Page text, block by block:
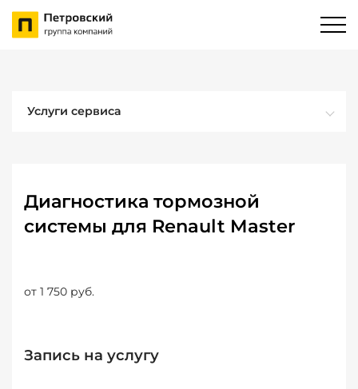
Услуги сервиса
Диагностика тормозной
системы для Renault Master
от 1 750 руб.
Запись на услугу